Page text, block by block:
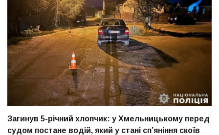
Загинув 5-річний хлопчик: у Хмельницькому перед
судом постане водій, який у стані сп’яніння скоїв